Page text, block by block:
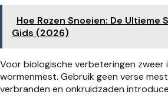
Hoe Rozen Snoeien: De
Gids (2026)
Voor biologische verbeteringen zweer
wormenmest. Gebruik geen verse
verbranden en onkruidzaden